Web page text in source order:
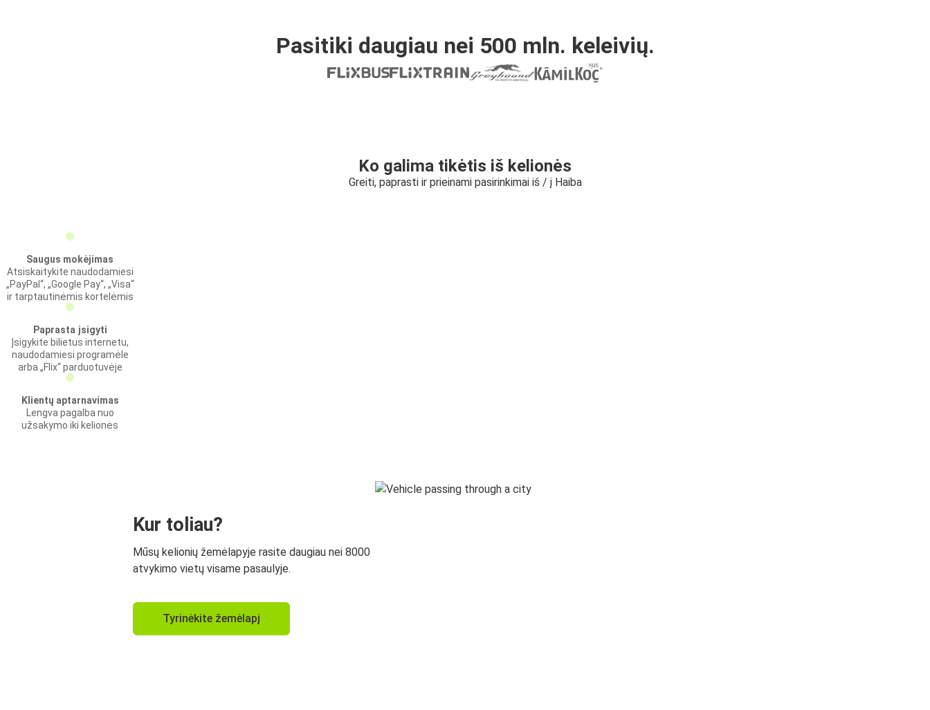
Pasitiki daugiau nei 500 mln. keleivių.
Ko galima tikėtis iš kelionės
Greiti, paprasti ir prieinami pasirinkimai iš / į Haiba
Saugus mokėjimas
Atsiskaitykite naudodamiesi
„PayPal“, „Google Pay“, „Visa“
ir tarptautinėmis kortelėmis
Paprasta įsigyti
Įsigykite bilietus internetu,
naudodamiesi programėle
arba „Flix“ parduotuvėje
Klientų aptarnavimas
Lengva pagalba nuo
užsakymo iki kelionės
Kur toliau?
Mūsų kelionių žemėlapyje rasite daugiau nei 8000
atvykimo vietų visame pasaulyje.
Tyrinėkite žemėlapį